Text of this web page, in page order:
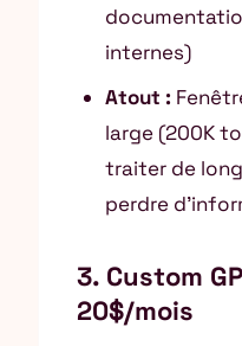
internes)
Atout :
large (200K
traiter de
perdre
3. Custom
20$/mois